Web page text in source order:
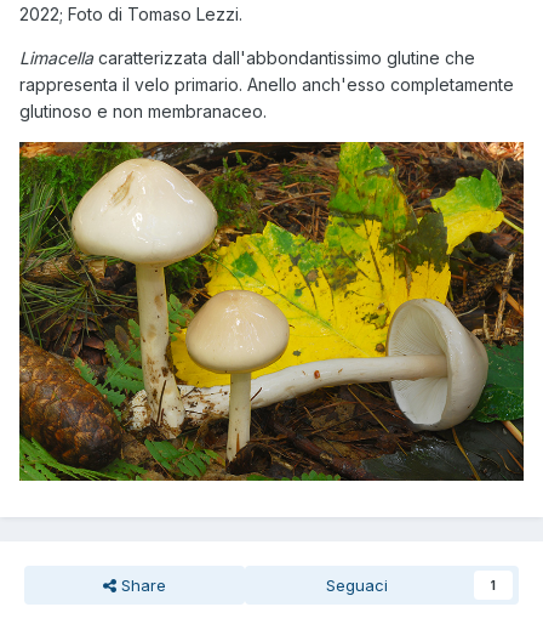
2022; Foto di Tomaso Lezzi.
Limacella caratterizzata dall'abbondantissimo glutine che
rappresenta il velo primario. Anello anch'esso completamente
glutinoso e non membranaceo.
Share Seguaci 1